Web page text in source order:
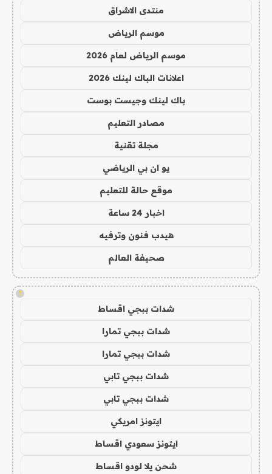
منتدى الاشراق
موسم الرياض
موسم الرياض لعام 2026
اعلانات الباك لينك 2026
باك لينك وجيست بوست
مصادر التعليم
مجلة تقنية
يو ان بي الرياضي
موقع حالة للتعليم
اخبار 24 ساعة
هيدب فنون وترفيه
صحيفة العالم
!
شدات ببجي اقساط
شدات ببجي تمارا
شدات ببجي تمارا
شدات ببجي تابي
شدات ببجي تابي
ايتونز امريكي
ايتونز سعودي اقساط
شحن يلا لودو اقساط